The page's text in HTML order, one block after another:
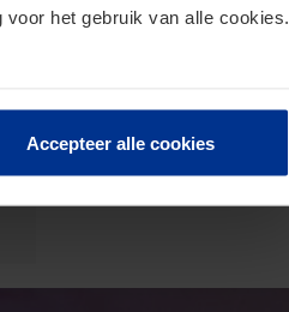
voor het gebruik van alle cookies.
Accepteer alle cookies